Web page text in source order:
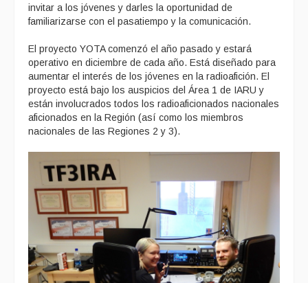
invitar a los jóvenes y darles la oportunidad de
familiarizarse con el pasatiempo y la comunicación.
El proyecto YOTA comenzó el año pasado y estará
operativo en diciembre de cada año. Está diseñado para
aumentar el interés de los jóvenes en la radioafición. El
proyecto está bajo los auspicios del Área 1 de IARU y
están involucrados todos los radioaficionados nacionales
aficionados en la Región (así como los miembros
nacionales de las Regiones 2 y 3).